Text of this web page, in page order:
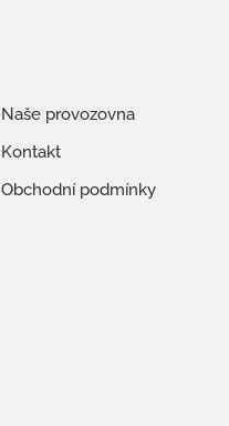
Naše provozovna
Kontakt
Obchodní podmínky